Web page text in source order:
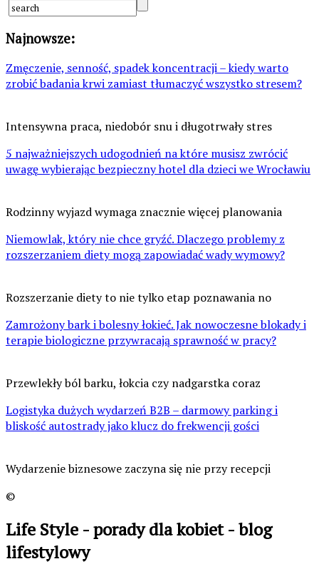
Najnowsze:
Zmęczenie, senność, spadek koncentracji – kiedy warto
zrobić badania krwi zamiast tłumaczyć wszystko stresem?
Intensywna praca, niedobór snu i długotrwały stres
5 najważniejszych udogodnień na które musisz zwrócić
uwagę wybierając bezpieczny hotel dla dzieci we Wrocławiu
Rodzinny wyjazd wymaga znacznie więcej planowania
Niemowlak, który nie chce gryźć. Dlaczego problemy z
rozszerzaniem diety mogą zapowiadać wady wymowy?
Rozszerzanie diety to nie tylko etap poznawania no
Zamrożony bark i bolesny łokieć. Jak nowoczesne blokady i
terapie biologiczne przywracają sprawność w pracy?
Przewlekły ból barku, łokcia czy nadgarstka coraz
Logistyka dużych wydarzeń B2B – darmowy parking i
bliskość autostrady jako klucz do frekwencji gości
Wydarzenie biznesowe zaczyna się nie przy recepcji
©
Life Style - porady dla kobiet - blog
lifestylowy